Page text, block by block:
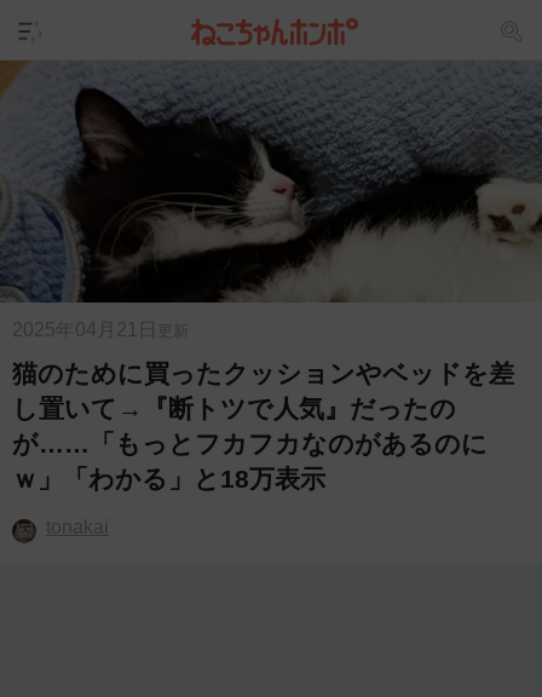
2025年04月21日 更新
猫のために買ったクッションやベッドを差
し置いて→『断トツで人気』だったの
が……「もっとフカフカなのがあるのに
ｗ」「わかる」と18万表示
tonakai